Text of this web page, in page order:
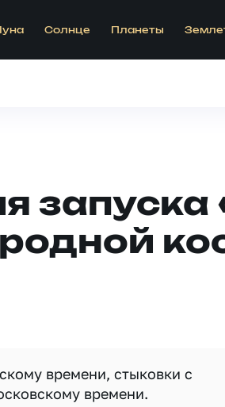
Солнце Планеты
запуска
времени, стыковки с
времени.